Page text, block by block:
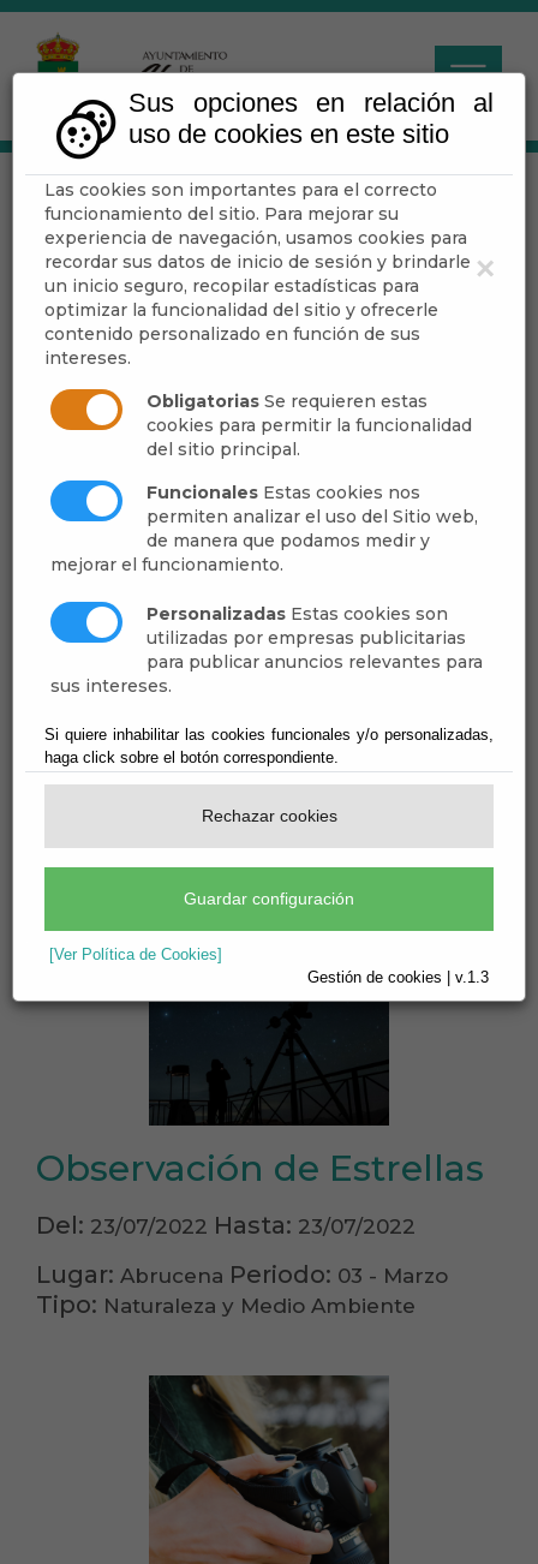
×
Sus opciones en relación al
uso de cookies en este sitio
Las cookies son importantes para el correcto
funcionamiento del sitio. Para mejorar su
experiencia de navegación, usamos cookies para
recordar sus datos de inicio de sesión y brindarle
un inicio seguro, recopilar estadísticas para
optimizar la funcionalidad del sitio y ofrecerle
contenido personalizado en función de sus
intereses.
Obligatorias Se requieren estas
cookies para permitir la funcionalidad
del sitio principal.
Funcionales Estas cookies nos
permiten analizar el uso del Sitio web,
de manera que podamos medir y
mejorar el funcionamiento.
Personalizadas Estas cookies son
utilizadas por empresas publicitarias
para publicar anuncios relevantes para
sus intereses.
Si quiere inhabilitar las cookies funcionales y/o personalizadas,
haga click sobre el botón correspondiente.
Rechazar cookies
Guardar configuración
[Ver Política de Cookies]
Gestión de cookies | v.1.3
Agenda
Escuchar
Ruta cicloturística Btt
nocturna
Del:23/07/2022 Hasta:23/07/2022
Lugar:AbrucenaPeriodo:03 - Marzo
Observación de Estrellas
Del: 23/07/2022 Hasta: 23/07/2022
Lugar: Abrucena Periodo: 03 - Marzo
Tipo: Naturaleza y Medio Ambiente